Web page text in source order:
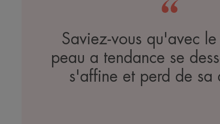
Saviez-vous qu'avec
peau a tendance se
s'affine et perd de sa